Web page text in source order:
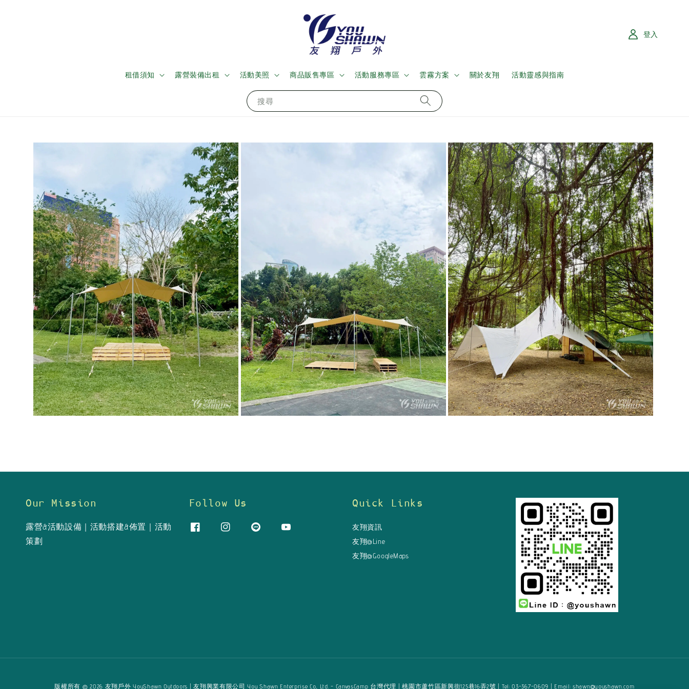
搜尋
租借須知 露營裝備出租 活動美照 商品販售專區 活動服務專區 雲霧方案 關於友翔 活動靈感與指南
登入
Our Mission
露營&活動設備｜活動搭建&佈置｜活動
策劃
Follow Us Quick Links
友翔資訊
友翔@Line
友翔@GoogleMaps
版權所有 © 2026 友翔戶外 YouShawn Outdoors | 友翔興業有限公司 You Shawn Enterprise Co., Ltd. - CanvasCamp 台灣代理 | 桃園市蘆竹區新興街125巷16弄2號 | Tel: 03-367-0609 | Email: shawn@youshawn.com